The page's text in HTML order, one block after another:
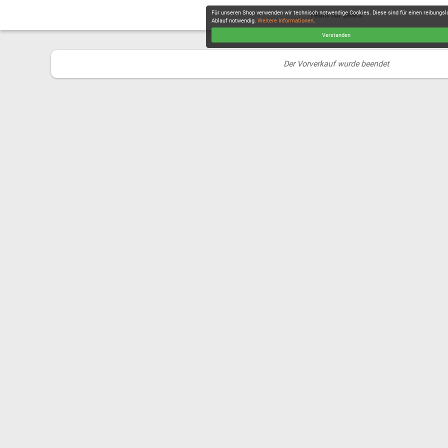
Tears for Beers
Der Vorverkauf wurde beendet
Für unseren Shop verwenden wir technisch notwendige Cookies. Diese sind für einen
Ablauf notwendig. Weitere Informationen.
Verstanden